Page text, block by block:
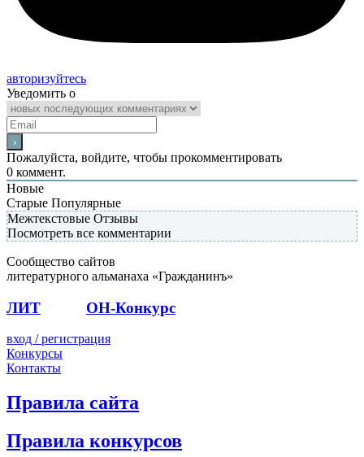
авторизуйтесь
Уведомить о
Пожалуйста, войдите, чтобы прокомментировать
0 коммент.
Новые
Старые Популярные
Межтекстовые Отзывы
Посмотреть все комментарии
Сообщество сайтов
литературного альманаха «Гражданинъ»
ЛИТ ОН-Конкурс
вход / регистрация
Конкурсы
Контакты
Правила сайта
Правила конкурсов